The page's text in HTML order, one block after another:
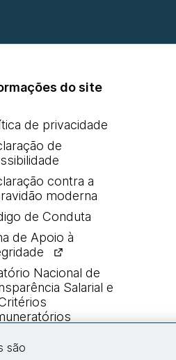
do site
de privacidade
de
contra a
moderna
de Conduta
de Apoio à
Nacional de
Salarial e
são